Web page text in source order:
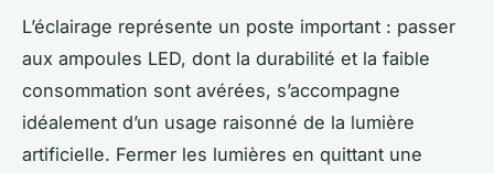
L’éclairage représente un poste important : passer
aux ampoules LED, dont la durabilité et la faible
consommation sont avérées, s’accompagne
idéalement d’un usage raisonné de la lumière
artificielle. Fermer les lumières en quittant une